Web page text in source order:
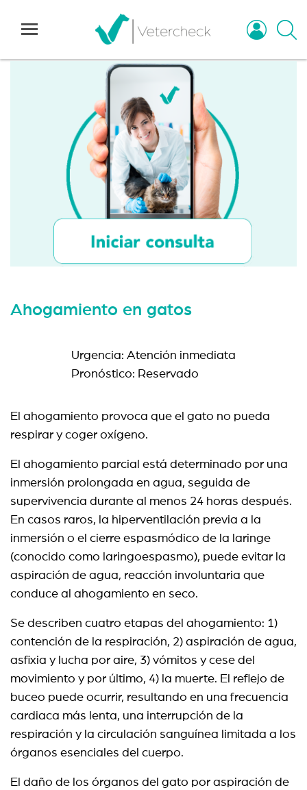
Ahogamiento en gatos
Urgencia: Atención inmediata
Pronóstico: Reservado
El ahogamiento provoca que el gato no pueda
respirar y coger oxígeno.
El ahogamiento parcial está determinado por una
inmersión prolongada en agua, seguida de
supervivencia durante al menos 24 horas después.
En casos raros, la hiperventilación previa a la
inmersión o el cierre espasmódico de la laringe
(conocido como laringoespasmo), puede evitar la
aspiración de agua, reacción involuntaria que
conduce al ahogamiento en seco.
Se describen cuatro etapas del ahogamiento: 1)
contención de la respiración, 2) aspiración de agua,
asfixia y lucha por aire, 3) vómitos y cese del
movimiento y por último, 4) la muerte. El reflejo de
buceo puede ocurrir, resultando en una frecuencia
cardiaca más lenta, una interrupción de la
respiración y la circulación sanguínea limitada a los
órganos esenciales del cuerpo.
El daño de los órganos del gato por aspiración de